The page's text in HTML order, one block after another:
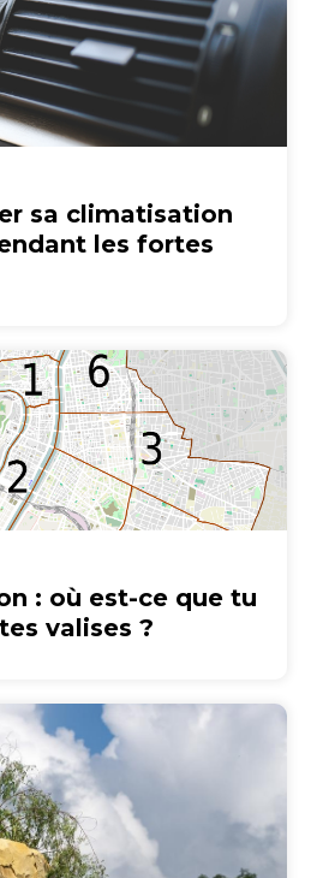
sa climatisation
les fortes
: où est-ce que tu
valises ?